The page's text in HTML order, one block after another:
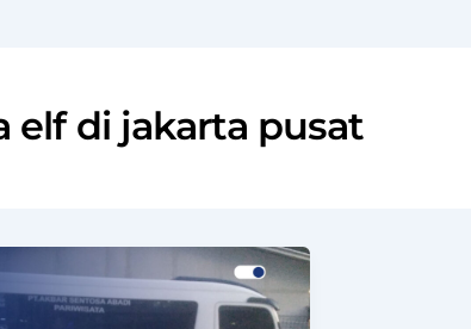
elf di jakarta pusat